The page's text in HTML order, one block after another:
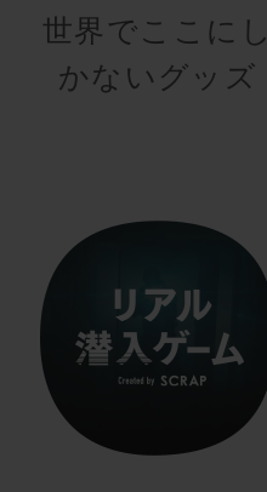
世界でここにし
かないグッズ